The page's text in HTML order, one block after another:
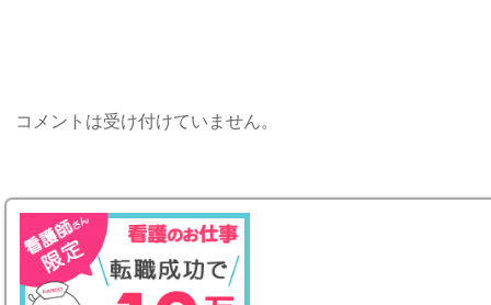
コメントは受け付けていません。